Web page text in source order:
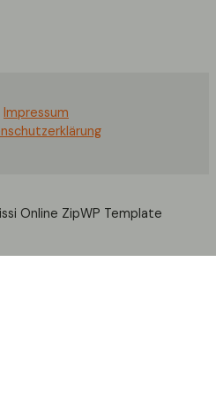
Impressum
Online ZipWP Template